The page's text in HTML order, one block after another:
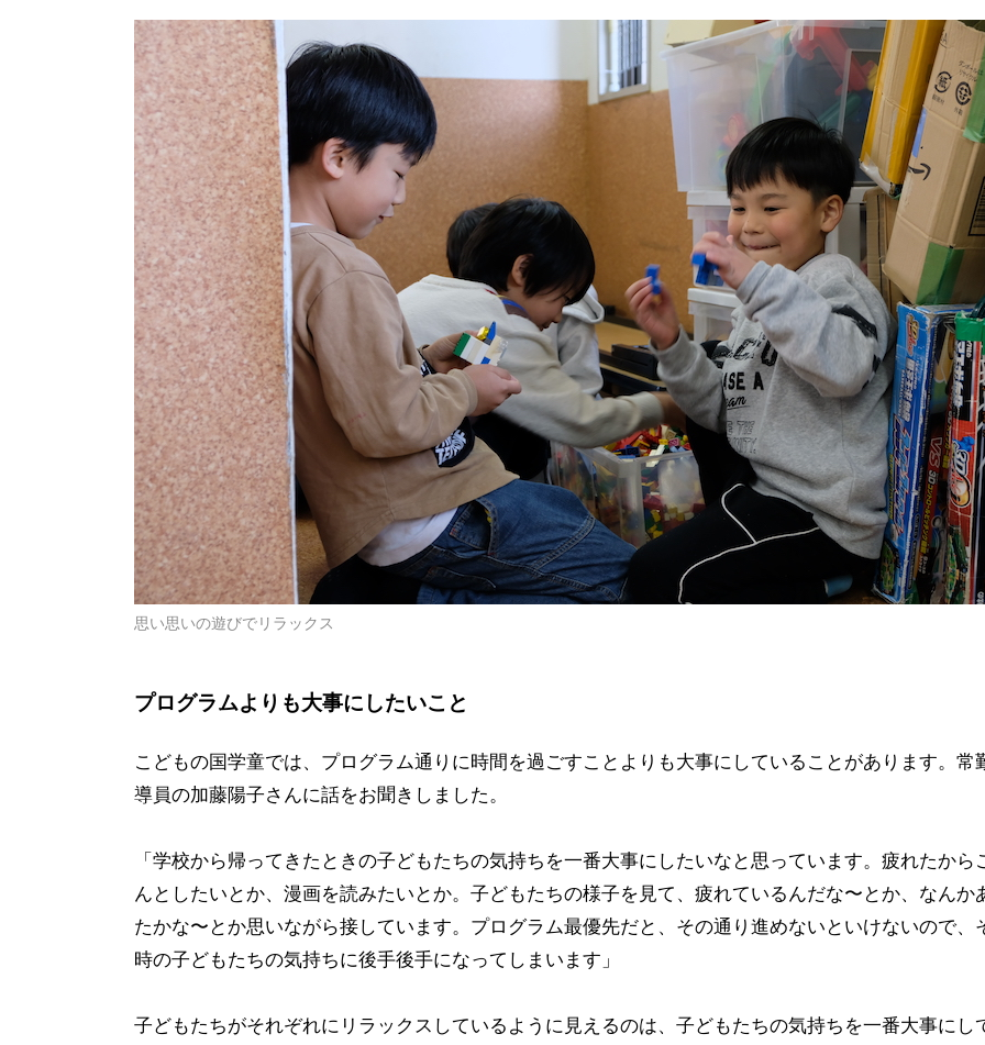
思い思いの遊びでリラックス
プログラムよりも大事にしたいこと
こどもの国学童では、プログラム通りに時間を過ごすことよりも大事にしていることがあります。常
導員の加藤陽子さんに話をお聞きしました。
「学校から帰ってきたときの子どもたちの気持ちを一番大事にしたいなと思っています。疲れたから
んとしたいとか、漫画を読みたいとか。子どもたちの様子を見て、疲れているんだな〜とか、なんか
たかな〜とか思いながら接しています。プログラム最優先だと、その通り進めないといけないので、
時の子どもたちの気持ちに後手後手になってしまいます」
子どもたちがそれぞれにリラックスしているように見えるのは、子どもたちの気持ちを一番大事にし